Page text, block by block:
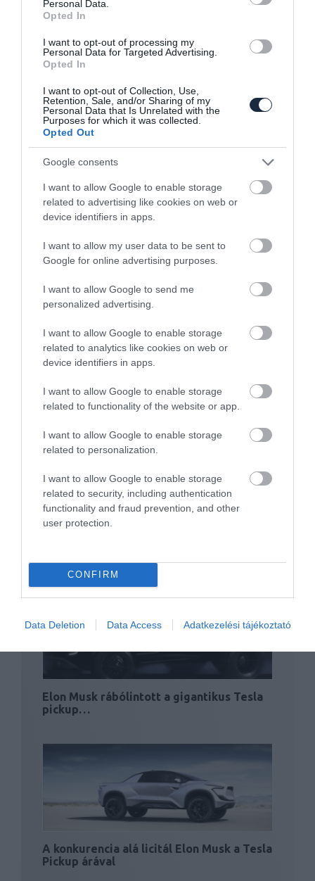
Personal Data.
Opted In
I want to opt-out of processing my
Personal Data for Targeted Advertising.
Opted In
I want to opt-out of Collection, Use,
Retention, Sale, and/or Sharing of my
Personal Data that Is Unrelated with the
Purposes for which it was collected.
Opted Out
Google consents
I want to allow Google to enable storage
related to advertising like cookies on web or
device identifiers in apps.
I want to allow my user data to be sent to
Google for online advertising purposes.
I want to allow Google to send me
personalized advertising.
I want to allow Google to enable storage
related to analytics like cookies on web or
device identifiers in apps.
I want to allow Google to enable storage
related to functionality of the website or app.
I want to allow Google to enable storage
related to personalization.
I want to allow Google to enable storage
related to security, including authentication
functionality and fraud prevention, and other
user protection.
CONFIRM
Data Deletion Data Access Adatkezelési tájékoztató
Novemberben debütál a Tesla pickup
Újabb információkat dobott Elon Musk a
Tesla…
Idén bemutatkozhat még a Tesla
Cybertruck végleges verziója
Elon Musk rábólintott a gigantikus Tesla
pickup…
A konkurencia alá licitál Elon Musk a Tesla
Pickup árával